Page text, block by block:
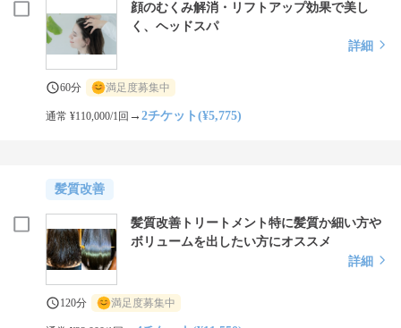
顔のむくみ解消・リフトアップ効果で美し
く、ヘッドスパ
詳細
60分 満足度募集中
通常 ¥110,000/1回 →2チケット(¥5,775)
髪質改善
髪質改善トリートメント特に髪質か細い方や
ボリュームを出したい方にオススメ
詳細
120分 満足度募集中